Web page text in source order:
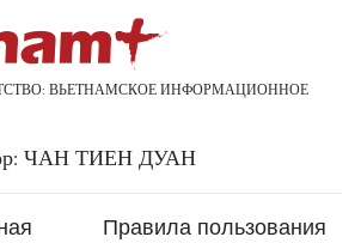
ВЬЕТНАМСКОЕ ИНФОРМАЦИОННОЕ
ЧАН ТИЕН ДУАН
Правила пользования